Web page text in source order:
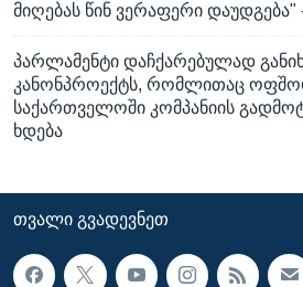
მიღებას წინ ვერაფერი დაუდგება"
პარლამენტი დაჩქარებულად
კანონპროექტს, რომლითაც
საქართველოში კომპანიის
ხდება
ᲗᲕᲐᲚᲘ ᲒᲕᲐᲓᲔᲕᲜᲔᲗ